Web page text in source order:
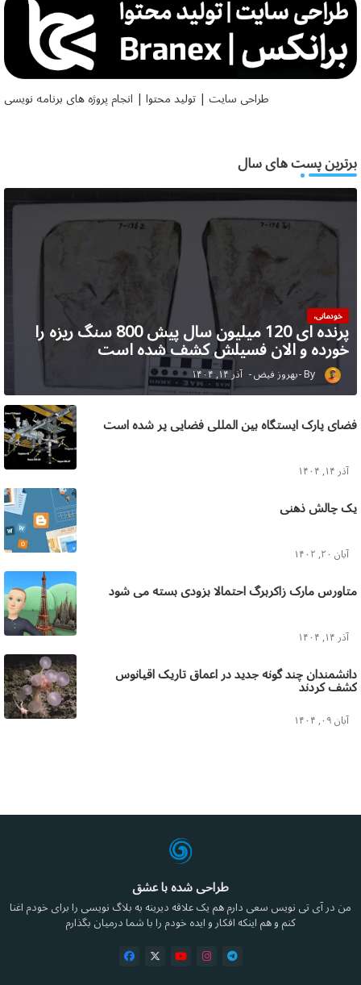
طراحی سایت | تولید محتوا | انجام پروژه های برنامه نویسی
برترین پست های سال
خودمانی، پرنده ای 120 میلیون سال پیش 800 سنگ ریزه را
خورده و الان فسیلش کشف شده است
بهروز فیض آذر ۱۴, ۱۴۰۴
فضای پارک ایستگاه بین المللی فضایی پر شده است
آذر ۱۴, ۱۴۰۴
یک چالش ذهنی
آبان ۲۰, ۱۴۰۲
متاورس مارک زاکربرگ احتمالا بزودی بسته می شود
آذر ۱۴, ۱۴۰۴
دانشمندان چند گونه جدید در اعماق تاریک اقیانوس
کشف کردند
آبان ۰۹, ۱۴۰۴
طراحی شده با عشق
من در آی تی نویس سعی دارم هم یک علاقه دیرینه به بلاگ نویسی را برای خودم اغنا
کنم و هم اینکه افکار و ایده خودم را با شما درمیان بگذارم